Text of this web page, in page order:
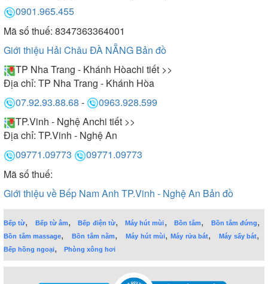
0901.965.455
Mã số thuế: 8347363364001
Giới thiệu Hải Châu ĐÀ NẴNG Bản đồ
TP Nha Trang - Khánh Hòachi tiết >>
Địa chỉ: TP Nha Trang - Khánh Hòa
07.92.93.88.68 -
0963.928.599
TP.Vinh - Nghệ Anchi tiết >>
Địa chỉ: TP.Vinh - Nghệ An
09771.09773
09771.09773
Mã số thuế:
Giới thiệu về Bếp Nam Anh TP.Vinh - Nghệ An Bản đồ
Bếp từ, Bếp từ âm,Bếp điện từ,Máy hút mùi, Bồn tắm, Bồn tắm đứng,
Bồn tắm massage,Bồn tắm nằm,Máy hút mùi,Máy rửa bát,Máy sấy bát,
Bếp hồng ngoại, Phòng xông hơi